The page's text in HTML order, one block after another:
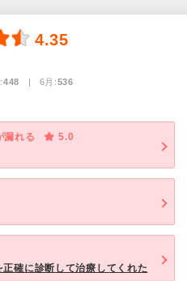
4.35
448 | 6月:536
漏れる
5.0
確に診断して治療してくれた